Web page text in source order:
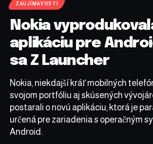
ZAUJÍMAVOSTI
Nokia
aplikáciu pre
sa Z Launcher
Nokia, niekdajší kráľ mobilných
svojom portfóliu aj skúsených
postarali o novú aplikáciu, ktorá je
určená pre zariadenia s operačným
Android.